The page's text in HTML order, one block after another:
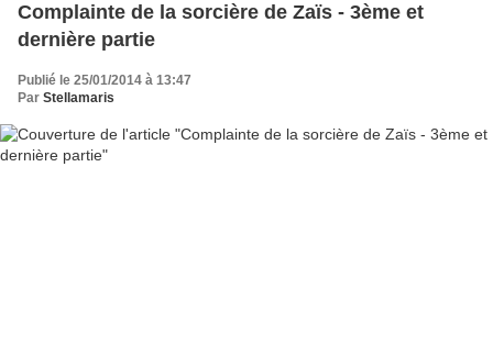
Complainte de la sorcière de Zaïs - 3ème et
dernière partie
Publié le 25/01/2014 à 13:47
Par Stellamaris